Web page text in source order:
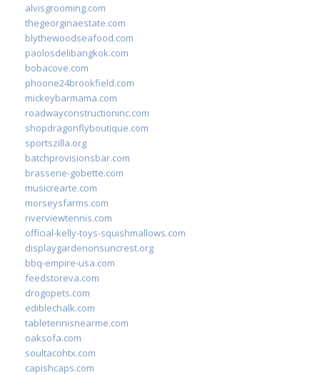
alvisgrooming.com
thegeorginaestate.com
blythewoodseafood.com
paolosdelibangkok.com
bobacove.com
phoone24brookfield.com
mickeybarmama.com
roadwayconstructioninc.com
shopdragonflyboutique.com
sportszilla.org
batchprovisionsbar.com
brasserie-gobette.com
musicrearte.com
morseysfarms.com
riverviewtennis.com
official-kelly-toys-squishmallows.com
displaygardenonsuncrest.org
bbq-empire-usa.com
feedstoreva.com
drogopets.com
ediblechalk.com
tabletennisnearme.com
oaksofa.com
soultacohtx.com
capishcaps.com